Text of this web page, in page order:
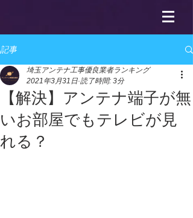
記事
【解決】アンテナ端子が無
いお部屋でもテレビが見
れる？
埼玉アンテナ工事優良業者ランキング
2021年3月31日 読了時間: 3分